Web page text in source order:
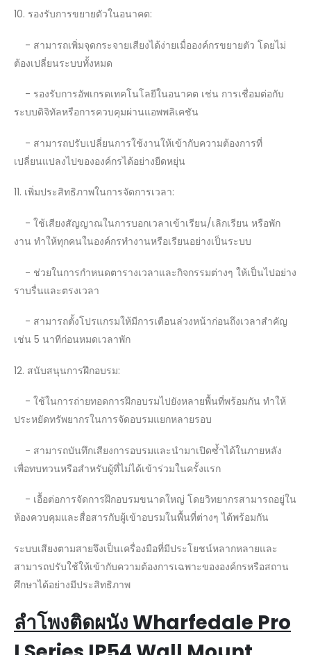
10. รองรับการขยายตัวในอนาคต:
- สามารถเพิ่มจุดกระจายเสียงได้ง่ายเมื่อองค์กรขยายตัว โดยไม่
ต้องเปลี่ยนระบบทั้งหมด
- รองรับการอัพเกรดเทคโนโลยีในอนาคต เช่น การเชื่อมต่อกับ
ระบบดิจิทัลหรือการควบคุมผ่านแอพพลิเคชัน
- สามารถปรับเปลี่ยนการใช้งานให้เข้ากับความต้องการที่
เปลี่ยนแปลงไปขององค์กรได้อย่างยืดหยุ่น
11. เพิ่มประสิทธิภาพในการจัดการเวลา:
- ใช้เสียงสัญญาณในการบอกเวลาเข้าเรียน/เลิกเรียน หรือพัก
งาน ทำให้ทุกคนในองค์กรทำงานหรือเรียนอย่างเป็นระบบ
- ช่วยในการกำหนดตารางเวลาและกิจกรรมต่างๆ ให้เป็นไปอย่าง
ราบรื่นและตรงเวลา
- สามารถตั้งโปรแกรมให้มีการเตือนล่วงหน้าก่อนถึงเวลาสำคัญ
เช่น 5 นาทีก่อนหมดเวลาพัก
12. สนับสนุนการฝึกอบรม:
- ใช้ในการถ่ายทอดการฝึกอบรมไปยังหลายพื้นที่พร้อมกัน ทำให้
ประหยัดทรัพยากรในการจัดอบรมแยกหลายรอบ
- สามารถบันทึกเสียงการอบรมและนำมาเปิดซ้ำได้ในภายหลัง
เพื่อทบทวนหรือสำหรับผู้ที่ไม่ได้เข้าร่วมในครั้งแรก
- เอื้อต่อการจัดการฝึกอบรมขนาดใหญ่ โดยวิทยากรสามารถอยู่ใน
ห้องควบคุมและสื่อสารกับผู้เข้าอบรมในพื้นที่ต่างๆ ได้พร้อมกัน
ระบบเสียงตามสายจึงเป็นเครื่องมือที่มีประโยชน์หลากหลายและ
สามารถปรับใช้ให้เข้ากับความต้องการเฉพาะขององค์กรหรือสถาน
ศึกษาได้อย่างมีประสิทธิภาพ
ลำโพงติดผนังWharfedale Pro